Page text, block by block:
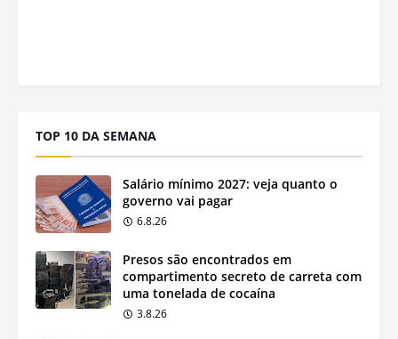
TOP 10 DA SEMANA
Salário mínimo 2027: veja quanto o
governo vai pagar
6.8.26
Presos são encontrados em
compartimento secreto de carreta com
uma tonelada de cocaína
3.8.26